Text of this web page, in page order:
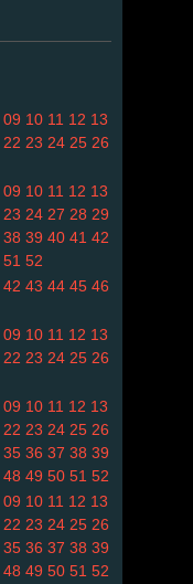
09 10 11 12 13
22 23 24 25 26
09 10 11 12 13
23 24 27 28 29
38 39 40 41 42
51 52
42 43 44 45 46
09 10 11 12 13
22 23 24 25 26
09 10 11 12 13
22 23 24 25 26
35 36 37 38 39
48 49 50 51 52
09 10 11 12 13
22 23 24 25 26
35 36 37 38 39
48 49 50 51 52